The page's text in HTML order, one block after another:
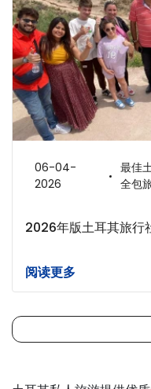
06-04-
2026
最佳
全包
2026年版土耳其旅行
阅读更多